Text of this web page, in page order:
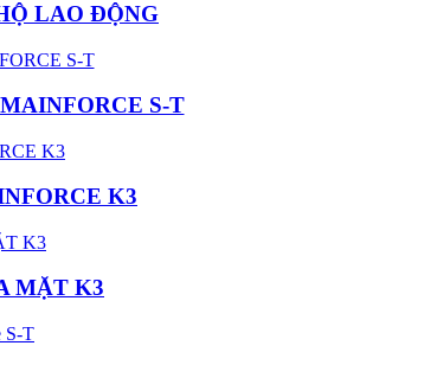
LAO ĐỘNG
S-T
K3
MẶT K3